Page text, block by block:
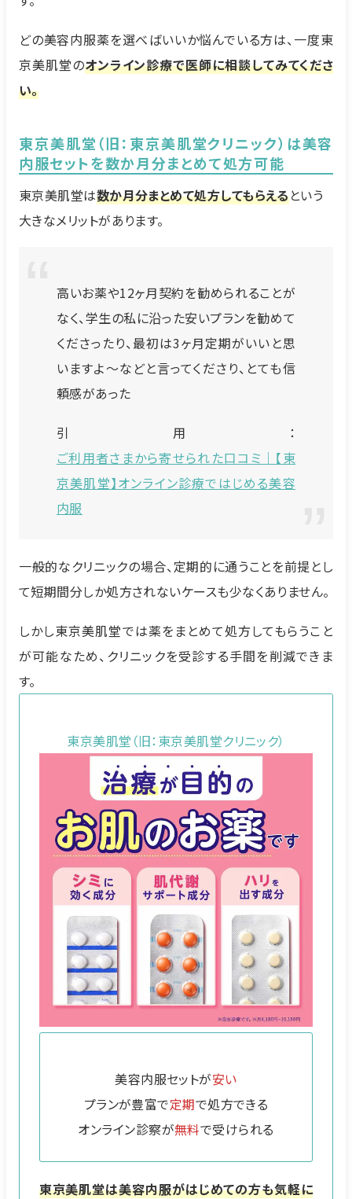
どの美容内服薬を選べばいいか悩んでいる方は、一度東
京美肌堂のオンライン診療で医師に相談してみてくださ
い。
東京美肌堂（旧：東京美肌堂クリニック）は美容
内服セットを数か月分まとめて処方可能
東京美肌堂は数か月分まとめて処方してもらえるという
大きなメリットがあります。
高いお薬や12ヶ月契約を勧められることが
なく、学生の私に沿った安いプランを勧めて
くださったり、最初は3ヶ月定期がいいと思
いますよ〜などと言ってくださり、とても信
頼感があった
引用：
ご利用者さまから寄せられた口コミ｜【東
京美肌堂】オンライン診療ではじめる美容
内服
一般的なクリニックの場合、定期的に通うことを前提とし
て短期間分しか処方されないケースも少なくありません。
しかし東京美肌堂では薬をまとめて処方してもらうこと
が可能なため、クリニックを受診する手間を削減できま
す。
東京美肌堂（旧：東京美肌堂クリニック）
美容内服セットが安い
プランが豊富で定期で処方できる
オンライン診察が無料で受けられる
東京美肌堂は美容内服がはじめての方も気軽に